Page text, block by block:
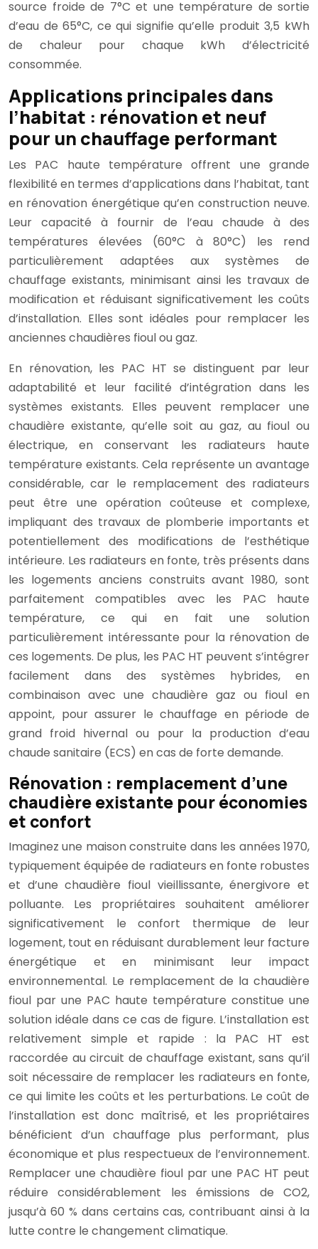
source froide de 7°C et une température de sortie
d’eau de 65°C, ce qui signifie qu’elle produit 3,5 kWh
de chaleur pour chaque kWh d’électricité
consommée.
Applications principales dans
l’habitat : rénovation et neuf
pour un chauffage performant
Les PAC haute température offrent une grande
flexibilité en termes d’applications dans l’habitat, tant
en rénovation énergétique qu’en construction neuve.
Leur capacité à fournir de l’eau chaude à des
températures élevées (60°C à 80°C) les rend
particulièrement adaptées aux systèmes de
chauffage existants, minimisant ainsi les travaux de
modification et réduisant significativement les coûts
d’installation. Elles sont idéales pour remplacer les
anciennes chaudières fioul ou gaz.
En rénovation, les PAC HT se distinguent par leur
adaptabilité et leur facilité d’intégration dans les
systèmes existants. Elles peuvent remplacer une
chaudière existante, qu’elle soit au gaz, au fioul ou
électrique, en conservant les radiateurs haute
température existants. Cela représente un avantage
considérable, car le remplacement des radiateurs
peut être une opération coûteuse et complexe,
impliquant des travaux de plomberie importants et
potentiellement des modifications de l’esthétique
intérieure. Les radiateurs en fonte, très présents dans
les logements anciens construits avant 1980, sont
parfaitement compatibles avec les PAC haute
température, ce qui en fait une solution
particulièrement intéressante pour la rénovation de
ces logements. De plus, les PAC HT peuvent s’intégrer
facilement dans des systèmes hybrides, en
combinaison avec une chaudière gaz ou fioul en
appoint, pour assurer le chauffage en période de
grand froid hivernal ou pour la production d’eau
chaude sanitaire (ECS) en cas de forte demande.
Rénovation : remplacement d’une
chaudière existante pour économies
et confort
Imaginez une maison construite dans les années 1970,
typiquement équipée de radiateurs en fonte robustes
et d’une chaudière fioul vieillissante, énergivore et
polluante. Les propriétaires souhaitent améliorer
significativement le confort thermique de leur
logement, tout en réduisant durablement leur facture
énergétique et en minimisant leur impact
environnemental. Le remplacement de la chaudière
fioul par une PAC haute température constitue une
solution idéale dans ce cas de figure. L’installation est
relativement simple et rapide : la PAC HT est
raccordée au circuit de chauffage existant, sans qu’il
soit nécessaire de remplacer les radiateurs en fonte,
ce qui limite les coûts et les perturbations. Le coût de
l’installation est donc maîtrisé, et les propriétaires
bénéficient d’un chauffage plus performant, plus
économique et plus respectueux de l’environnement.
Remplacer une chaudière fioul par une PAC HT peut
réduire considérablement les émissions de CO2,
jusqu’à 60 % dans certains cas, contribuant ainsi à la
lutte contre le changement climatique.